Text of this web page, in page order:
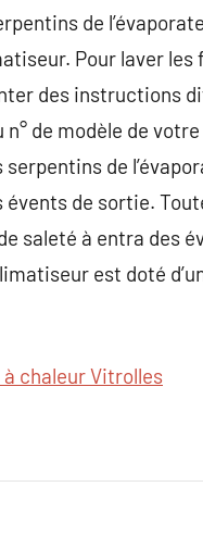
de
Pour laver
des instructions
de modèle de
de
évents de sortie.
saleté à entra des
est doté
chaleur Vitrolles